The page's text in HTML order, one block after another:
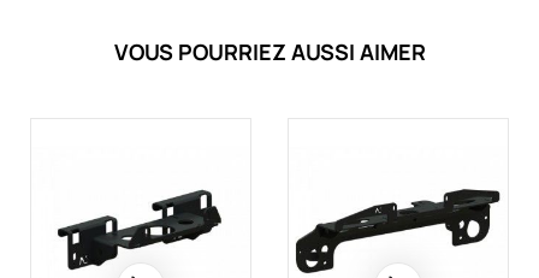
VOUS POURRIEZ AUSSI AIMER